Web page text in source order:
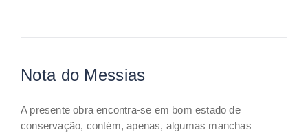
Nota do Messias
A presente obra encontra-se em bom estado de
conservação, contém, apenas, algumas manchas